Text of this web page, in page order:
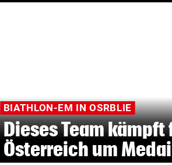
BIATHLON-EM IN OSRBLIE
Dieses Team kämpft
Österreich um